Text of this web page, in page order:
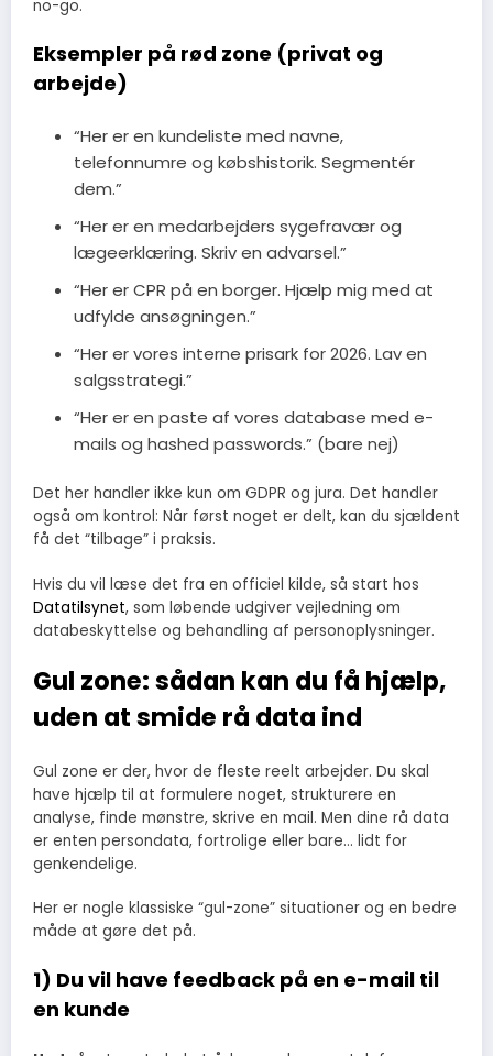
no-go.
Eksempler på rød zone (privat og
arbejde)
“Her er en kundeliste med navne,
telefonnumre og købshistorik. Segmentér
dem.”
“Her er en medarbejders sygefravær og
lægeerklæring. Skriv en advarsel.”
“Her er CPR på en borger. Hjælp mig med at
udfylde ansøgningen.”
“Her er vores interne prisark for 2026. Lav en
salgsstrategi.”
“Her er en paste af vores database med e-
mails og hashed passwords.” (bare nej)
Det her handler ikke kun om GDPR og jura. Det handler
også om kontrol: Når først noget er delt, kan du sjældent
få det “tilbage” i praksis.
Hvis du vil læse det fra en officiel kilde, så start hos
Datatilsynet, som løbende udgiver vejledning om
databeskyttelse og behandling af personoplysninger.
Gul zone: sådan kan du få hjælp,
uden at smide rå data ind
Gul zone er der, hvor de fleste reelt arbejder. Du skal
have hjælp til at formulere noget, strukturere en
analyse, finde mønstre, skrive en mail. Men dine rå data
er enten persondata, fortrolige eller bare… lidt for
genkendelige.
Her er nogle klassiske “gul-zone” situationer og en bedre
måde at gøre det på.
1) Du vil have feedback på en e-mail til
en kunde